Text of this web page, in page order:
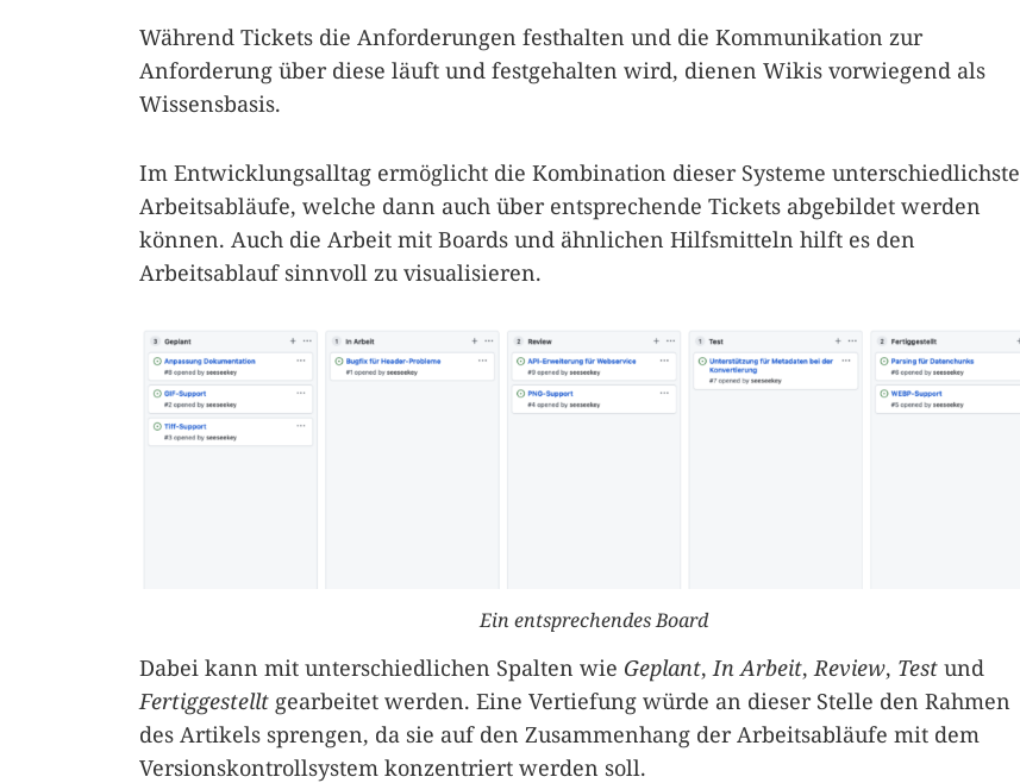
Während Tickets die Anforderungen festhalten und die Kommunikation zur
Anforderung über diese läuft und festgehalten wird, dienen Wikis vorwiegend als
Wissensbasis.
Im Entwicklungsalltag ermöglicht die Kombination dieser Systeme unterschiedlichste
Arbeitsabläufe, welche dann auch über entsprechende Tickets abgebildet werden
können. Auch die Arbeit mit Boards und ähnlichen Hilfsmitteln hilft es den
Arbeitsablauf sinnvoll zu visualisieren.
Ein entsprechendes Board
Dabei kann mit unterschiedlichen Spalten wie Geplant, In Arbeit, Review, Test und
Fertiggestellt gearbeitet werden. Eine Vertiefung würde an dieser Stelle den Rahmen
des Artikels sprengen, da sie auf den Zusammenhang der Arbeitsabläufe mit dem
Versionskontrollsystem konzentriert werden soll.